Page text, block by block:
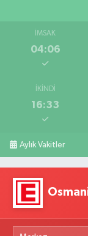
İMSAK
04:06
İKINDI
16:33
Aylık Vakitler